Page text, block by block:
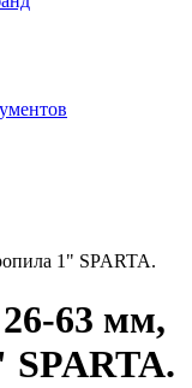
1" SPARTA.
63 мм,
SPARTA.